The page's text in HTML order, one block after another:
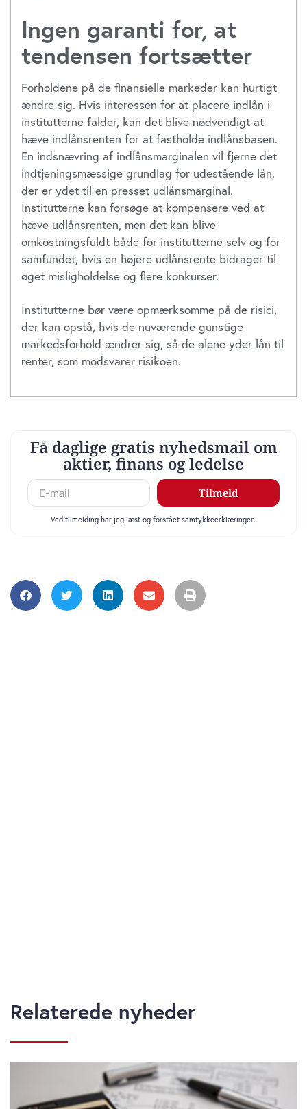
Ingen garanti for, at
tendensen fortsætter
Forholdene på de finansielle markeder kan hurtigt
ændre sig. Hvis interessen for at placere indlån i
institutterne falder, kan det blive nødvendigt at
hæve indlånsrenten for at fastholde indlånsbasen.
En indsnævring af indlånsmarginalen vil fjerne det
indtjeningsmæssige grundlag for udestående lån,
der er ydet til en presset udlånsmarginal.
Institutterne kan forsøge at kompensere ved at
hæve udlånsrenten, men det kan blive
omkostningsfuldt både for institutterne selv og for
samfundet, hvis en højere udlånsrente bidrager til
øget misligholdelse og flere konkurser.
Institutterne bør være opmærksomme på de risici,
der kan opstå, hvis de nuværende gunstige
markedsforhold ændrer sig, så de alene yder lån til
renter, som modsvarer risikoen.
Relaterede nyheder